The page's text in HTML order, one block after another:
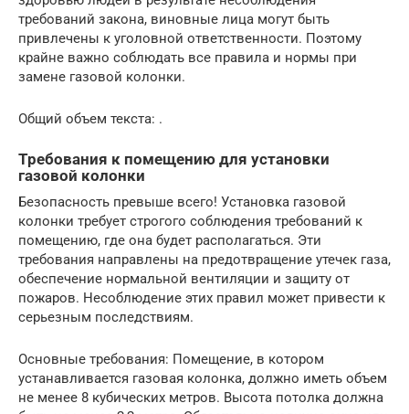
требований закона, виновные лица могут быть
привлечены к уголовной ответственности. Поэтому
крайне важно соблюдать все правила и нормы при
замене газовой колонки.
Общий объем текста: .
Требования к помещению для установки
газовой колонки
Безопасность превыше всего! Установка газовой
колонки требует строгого соблюдения требований к
помещению, где она будет располагаться. Эти
требования направлены на предотвращение утечек газа,
обеспечение нормальной вентиляции и защиту от
пожаров. Несоблюдение этих правил может привести к
серьезным последствиям.
Основные требования: Помещение, в котором
устанавливается газовая колонка, должно иметь объем
не менее 8 кубических метров. Высота потолка должна